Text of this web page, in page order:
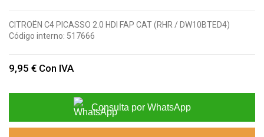
CITROËN C4 PICASSO 2.0 HDI FAP CAT (RHR / DW10BTED4)
Código interno: 517666
9,95 € Con IVA
Consulta por WhatsApp